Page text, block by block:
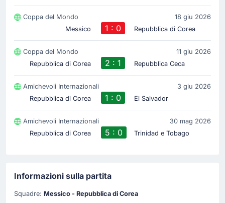
Coppa del Mondo
18 giu 2026
Messico
1 : 0 Repubblica di Corea
Coppa del Mondo
11 giu 2026
Repubblica di Corea
2 : 1 Repubblica Ceca
Amichevoli Internazionali
3 giu 2026
Repubblica di Corea
1 : 0 El Salvador
Amichevoli Internazionali
30 mag 2026
Repubblica di Corea
5 : 0 Trinidad e Tobago
Informazioni sulla partita
Squadre: Messico - Repubblica di Corea